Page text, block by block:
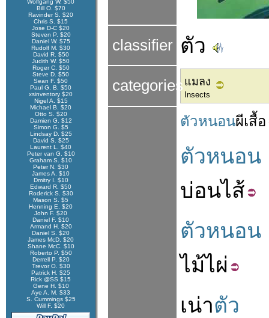
Wolfgang W. $50
Bill O. $70
Ravinder S. $20
Chris S. $15
Jose D-C $20
Steven P. $20
Daniel W. $75
Rudolf M. $30
David R. $50
Judith W. $50
Roger C. $50
Steve D. $50
Sean F. $50
Paul G. B. $50
xsinventory $20
Nigel A. $15
Michael B. $20
Otto S. $20
Damien G. $12
Simon G. $5
Lindsay D. $25
David S. $25
Laurent L. $40
Peter van G. $10
Graham S. $10
Peter N. $30
James A. $10
Dmitry I. $10
Edward R. $50
Roderick S. $30
Mason S. $5
Henning E. $20
John F. $20
Daniel F. $10
Armand H. $20
Daniel S. $20
James McD. $20
Shane McC. $10
Roberto P. $50
Derrell P. $20
Trevor O. $30
Patrick H. $25
Rick @SS $15
Gene H. $10
Aye A. M. $33
S. Cummings $25
Will F. $20
classifier ตัว
categories แมลง
Insects
ตัวหนอนผีเสื้อ
ตัวหนอน
บ่อนไส้
ตัวหนอน
ไม้ไผ่
เน่าตัว